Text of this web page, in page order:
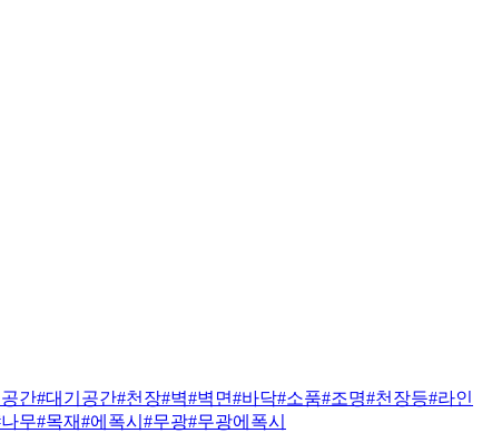
간#대기공간#천장#벽#벽면#바닥#소품#조명#천장등#라인
무#목재#에폭시 #무광#무광에폭시